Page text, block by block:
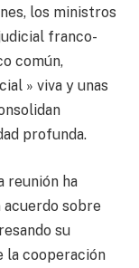
los ministros
franco-
común,
» viva y unas
profunda.
reunión ha
sobre
su
la cooperación